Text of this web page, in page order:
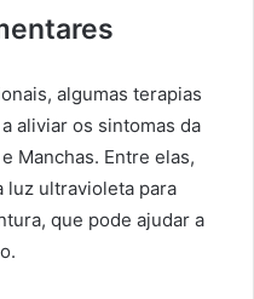
algumas terapias
aliviar os sintomas da
Manchas. Entre elas,
luz ultravioleta para
que pode ajudar a